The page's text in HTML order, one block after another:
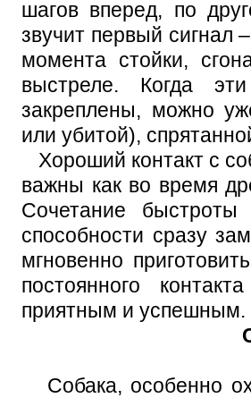
шагов вперед, по
звучит первый сигнал
момента стойки,
выстреле. Когда
закреплены, можно
или убитой),
Хороший контакт с
важны как во время
Сочетание
способности сразу
мгновенно
постоянного
приятным и успешным.
Собака, особенно